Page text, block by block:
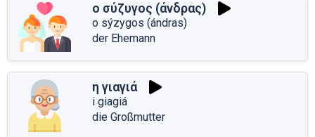
ο σύζυγος (άνδρας)
o sýzygos (ándras)
der Ehemann
η γιαγιά
i giagiá
die Großmutter